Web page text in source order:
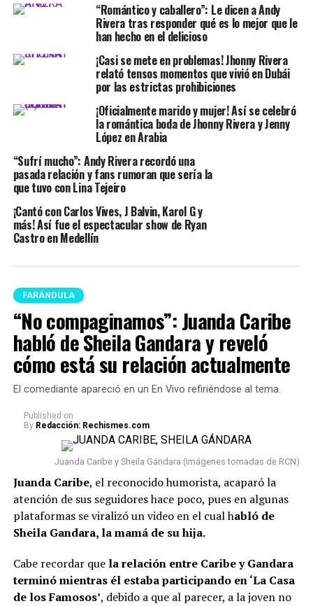
“Romántico y caballero”: Le dicen a Andy
Rivera tras responder qué es lo mejor que le
han hecho en el delicioso
¡Casi se mete en problemas! Jhonny Rivera
relató tensos momentos que vivió en Dubái
por las estrictas prohibiciones
¡Oficialmente marido y mujer! Así se celebró
la romántica boda de Jhonny Rivera y Jenny
López en Arabia
“Sufrí mucho”: Andy Rivera recordó una
pasada relación y fans rumoran que sería la
que tuvo con Lina Tejeiro
¡Cantó con Carlos Vives, J Balvin, Karol G y
más! Así fue el espectacular show de Ryan
Castro en Medellín
FARÁNDULA
“No compaginamos”: Juanda Caribe
habló de Sheila Gandara y reveló
cómo está su relación actualmente
El comediante apareció en un En Vivo refiriéndose al tema.
Published on
By Redacción: Rechismes.com
Juanda Caribe y Sheila Gándara (Imágenes tomadas de RCN)
Juanda Caribe, el reconocido humorista, acaparó la
atención de sus seguidores hace poco, pues en algunas
plataformas se viralizó un video en el cual habló de
Sheila Gandara, la mamá de su hija.
Cabe recordar que la relación entre Caribe y Gandara
terminó mientras él estaba participando en ‘La Casa
de los Famosos’, debido a que al parecer, a la joven no